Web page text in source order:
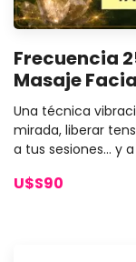
Frecuencia
Masaje
Una técnica
mirada, liberar
a tus sesiones… y
U$S90